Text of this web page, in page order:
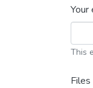
Your
This
Files